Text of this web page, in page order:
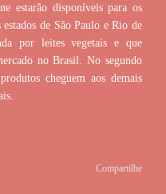
estarão disponíveis para os
de São Paulo e Rio de
por leites vegetais e que
no Brasil. No segundo
cheguem aos demais
Compartilhe